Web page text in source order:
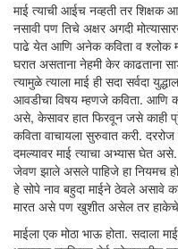
माई त्याची आईच नव्हती तर शिक्षक
नसावी पण तिचे अक्षर अगदी
पाढे येत आणि अनेक कविता व श्लोक
घरात असताना नेहमी केर काढताना
त्यामुळे त्याला माई ही सदा सर्वदा
आवडीचा विषय म्हणजे कविता. आणि
असे, केसावर हात फिरवून जसे काही
कविता वाचायला सुरुवात करी.
दमल्यावर माई त्याचा अभ्यास घेत असे.
जेवण झाले असले पाहिजे हा नियमच
हे सोपे नाव बहुदा माईने ठेवले असावे
मारत असे पण खुशीत असेल तर
माईला एक मोठा भाऊ होता. सदाला